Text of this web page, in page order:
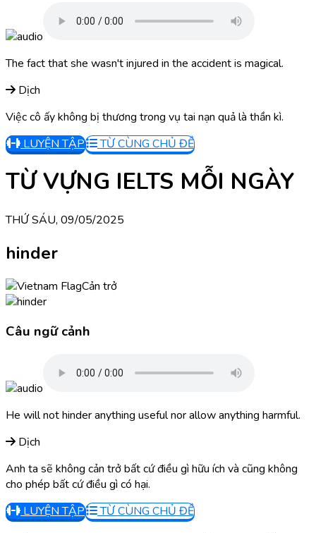
The fact that she wasn't injured in the accident is magical.
Dịch
Việc cô ấy không bị thương trong vụ tai nạn quả là thần kì.
LUYỆN TẬP
TỪ CÙNG CHỦ ĐỀ
TỪ VỰNG IELTS MỖI NGÀY
THỨ SÁU, 09/05/2025
hinder
Cản trở
Câu ngữ cảnh
He will not hinder anything useful nor allow anything harmful.
Dịch
Anh ta sẽ không cản trở bất cứ điều gì hữu ích và cũng không
cho phép bất cứ điều gì có hại.
LUYỆN TẬP
TỪ CÙNG CHỦ ĐỀ